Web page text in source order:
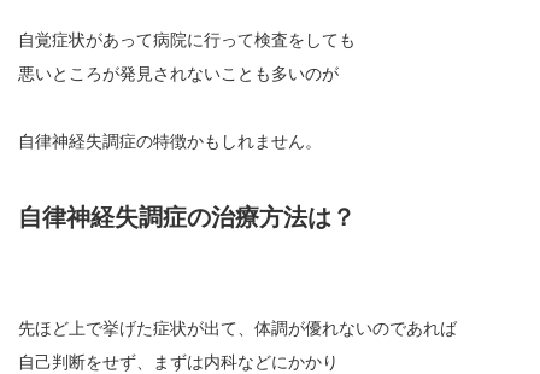
自覚症状があって病院に行って検査をしても
悪いところが発見されないことも多いのが
自律神経失調症の特徴かもしれません。
自律神経失調症の治療方法は？
先ほど上で挙げた症状が出て、体調が優れないのであれば
自己判断をせず、まずは内科などにかかり